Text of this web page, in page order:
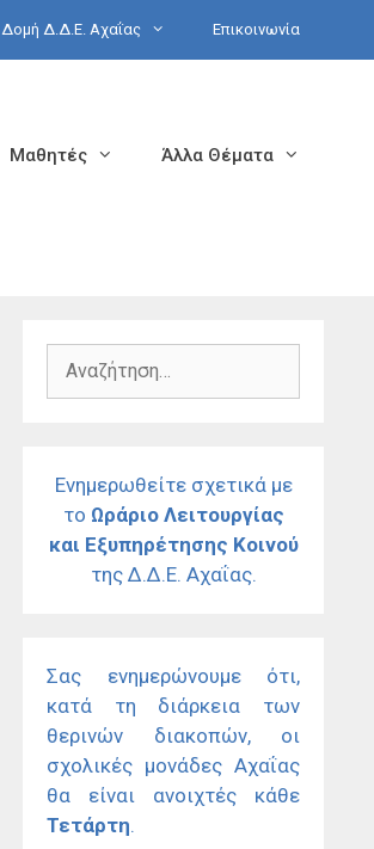
Δομή Δ.Δ.Ε. Αχαΐας Επικοινωνία
Μαθητές Άλλα Θέματα
Αναζήτηση
Ενημερωθείτε σχετικά με
το Ωράριο Λειτουργίας
και Εξυπηρέτησης Κοινού
της Δ.Δ.Ε. Αχαΐας.
Σας ενημερώνουμε ότι,
κατά τη διάρκεια των
θερινών διακοπών, οι
σχολικές μονάδες Αχαΐας
θα είναι ανοιχτές κάθε
Τετάρτη.